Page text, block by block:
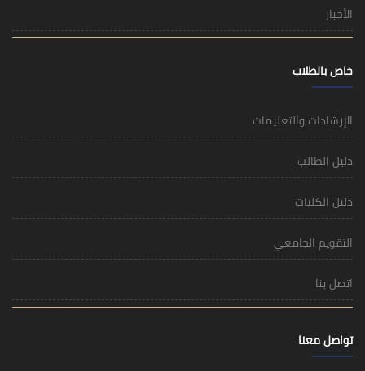
الأخبار
خاص بالطلاب
الإرشادات والتعليمات
دليل الطالب
دليل الكليات
التقويم الجامعي
اتصل بنا
تواصل معنا